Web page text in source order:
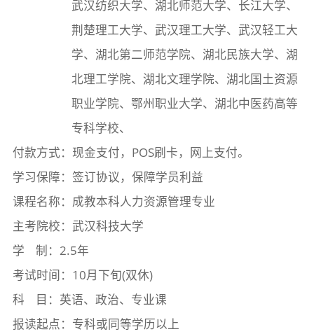
武汉纺织大学、湖北师范大学、长江大学、
荆楚理工大学、武汉理工大学、武汉轻工大
学、湖北第二师范学院、湖北民族大学、湖
北理工学院、湖北文理学院、湖北国土资源
职业学院、鄂州职业大学、湖北中医药高等
专科学校、
付款方式：现金支付，POS刷卡，网上支付。
学习保障：签订协议，保障学员利益
课程名称：成教本科人力资源管理专业
主考院校：武汉科技大学
学 制：2.5年
考试时间：10月下旬(双休)
科 目：英语、政治、专业课
报读起点：专科或同等学历以上